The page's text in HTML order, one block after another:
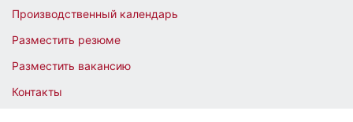
Производственный календарь
Разместить резюме
Разместить вакансию
Контакты